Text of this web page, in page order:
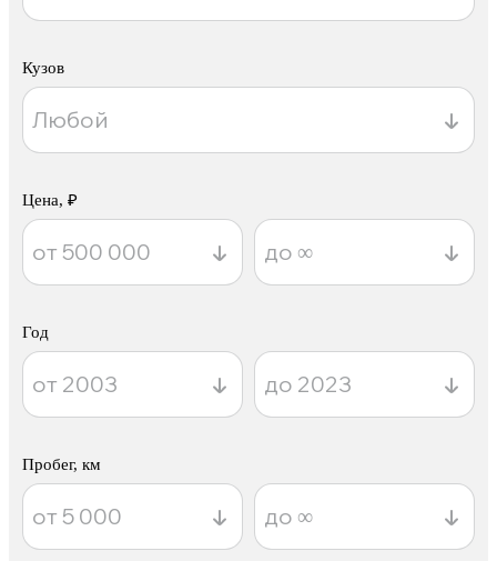
Кузов
Цена, ₽
Год
Пробег, км